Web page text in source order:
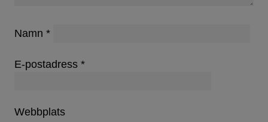
Namn *
E-postadress *
Webbplats